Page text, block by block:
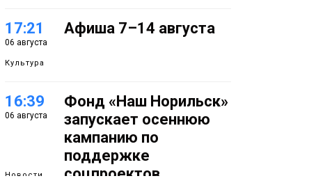
17:21
06 августа
Культура
Афиша 7–14 августа
16:39
06 августа
Новости
Фонд «Наш Норильск»
запускает осеннюю
кампанию по
поддержке
соцпроектов